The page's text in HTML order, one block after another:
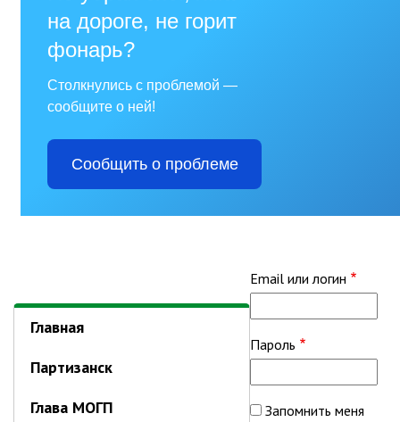
собственности
Отдел экономики
Труд
Отдел имущественных
отношений
отношений
Отдел территриального
Отдел по учёту и переселению
Главная
Партизанск
Глава МОГП
Email или логин
Пароль
Запомнить меня